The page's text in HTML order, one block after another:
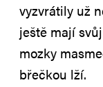
vyzvrátily už
ještě mají
mozky
břečkou lží.